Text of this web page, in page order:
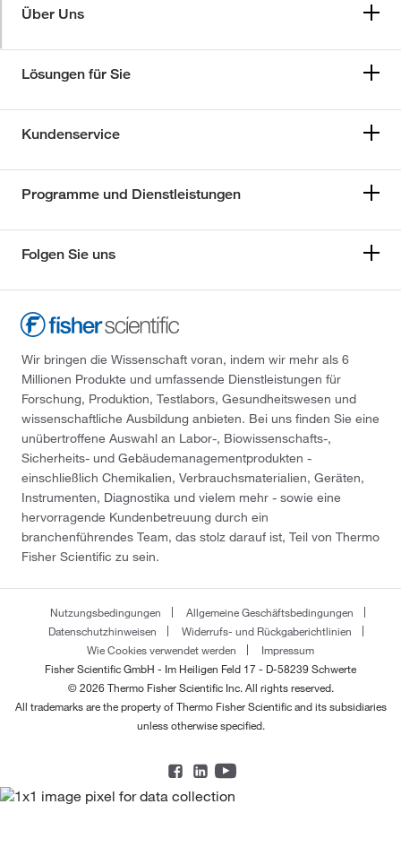
Über Uns
Lösungen für Sie
Kundenservice
Programme und Dienstleistungen
Folgen Sie uns
Wir bringen die Wissenschaft voran, indem wir mehr als 6
Millionen Produkte und umfassende Dienstleistungen für
Forschung, Produktion, Testlabors, Gesundheitswesen und
wissenschaftliche Ausbildung anbieten. Bei uns finden Sie eine
unübertroffene Auswahl an Labor-, Biowissenschafts-,
Sicherheits- und Gebäudemanagementprodukten -
einschließlich Chemikalien, Verbrauchsmaterialien, Geräten,
Instrumenten, Diagnostika und vielem mehr - sowie eine
hervorragende Kundenbetreuung durch ein
branchenführendes Team, das stolz darauf ist, Teil von Thermo
Fisher Scientific zu sein.
Nutzungsbedingungen
Allgemeine Geschäftsbedingungen
Datenschutzhinweisen
Widerrufs- und Rückgaberichtlinien
Wie Cookies verwendet werden
Impressum
Fisher Scientific GmbH - Im Heiligen Feld 17 - D-58239 Schwerte
© 2026 Thermo Fisher Scientific Inc. All rights reserved.
All trademarks are the property of Thermo Fisher Scientific and its subsidiaries
unless otherwise specified.